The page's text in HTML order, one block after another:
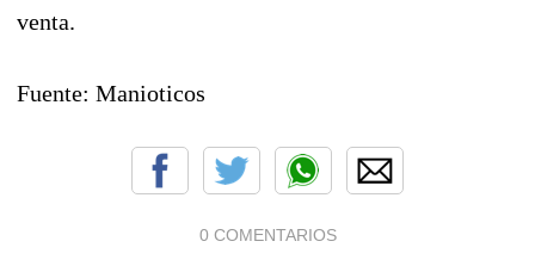
venta.
Fuente: Manioticos
0 COMENTARIOS